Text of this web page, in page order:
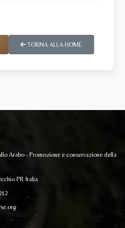
TORNA ALLA HOME
Arabo - Promozione e conservazione della
PR Italia